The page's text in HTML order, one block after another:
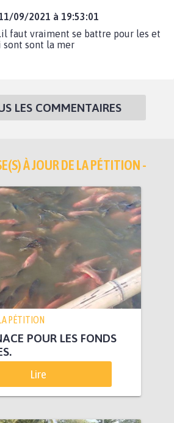
09/2021 à 19:53:01
faut vraiment se battre pour les et
sont sont la mer
LES COMMENTAIRES
À JOUR DE LA PÉTITION -
PÉTITION
POUR LES FONDS
Lire